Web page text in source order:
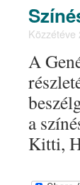
Közzétéve
A
a
Kitti,